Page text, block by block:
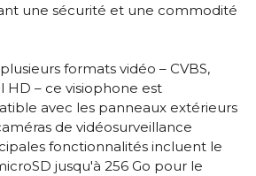
une sécurité et une commodité
formats vidéo – CVBS,
HD – ce visiophone est
avec les panneaux extérieurs
de vidéosurveillance
fonctionnalités incluent le
jusqu'à 256 Go pour le